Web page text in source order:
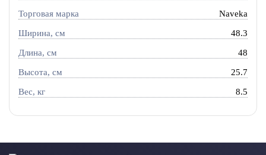
Торговая марка Naveka
Ширина, см 48.3
Длина, см 48
Высота, см 25.7
Вес, кг 8.5